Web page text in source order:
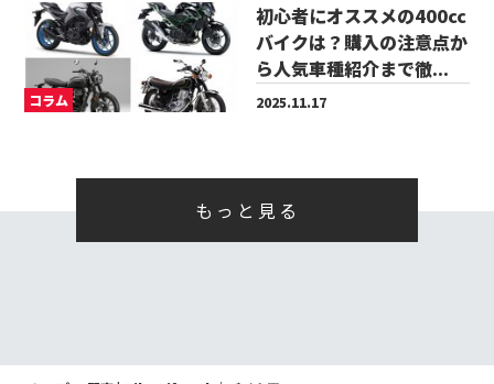
コラム
初心者にオススメの400cc
バイクは？購入の注意点か
ら人気車種紹介まで徹...
2025.11.17
もっと見る